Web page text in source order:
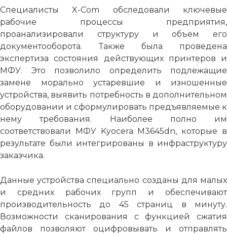
Специалисты X-Com обследовали ключевые
рабочие процессы предприятия,
проанализировали структуру и объем его
документооборота. Также была проведена
экспертиза состояния действующих принтеров и
МФУ. Это позволило определить подлежащие
замене морально устаревшие и изношенные
устройства, выявить потребность в дополнительном
оборудовании и сформулировать предъявляемые к
нему требования. Наиболее полно им
соответствовали МФУ Kyocera M3645dn, которые в
результате были интегрированы в инфраструктуру
заказчика.
Данные устройства специально созданы для малых
и средних рабочих групп и обеспечивают
производительность до 45 страниц в минуту.
Возможности сканирования с функцией сжатия
файлов позволяют оцифровывать и отправлять